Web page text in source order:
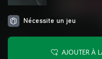
Nécessite un jeu
AJOUTER À